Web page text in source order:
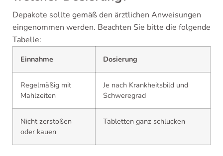
Depakote sollte gemäß den ärztlichen Anweisungen
eingenommen werden. Beachten Sie bitte die folgende
Tabelle:
Einnahme Dosierung
Regelmäßig mit
Mahlzeiten
Je nach Krankheitsbild und
Schweregrad
Nicht zerstoßen
oder kauen
Tabletten ganz schlucken